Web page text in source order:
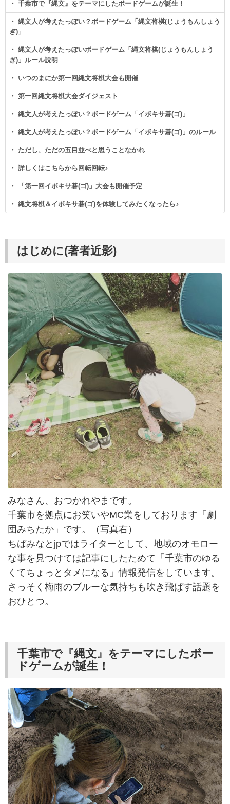
・ 千葉市で『縄文』をテーマにしたボードゲームが誕生！
・ 縄文人が考えたっぽい？ボードゲーム「縄文将棋(じょうもんしょう
ぎ)」
・ 縄文人が考えたっぽいボードゲーム「縄文将棋(じょうもんしょう
ぎ)」ルール説明
・ いつのまにか第一回縄文将棋大会も開催
・ 第一回縄文将棋大会ダイジェスト
・ 縄文人が考えたっぽい？ボードゲーム「イボキサ碁(ゴ)」
・ 縄文人が考えたっぽい？ボードゲーム「イボキサ碁(ゴ)」のルール
・ ただし、ただの五目並べと思うことなかれ
・ 詳しくはこちらから回転回転♪
・ 「第一回イボキサ碁(ゴ)」大会も開催予定
・ 縄文将棋＆イボキサ碁(ゴ)を体験してみたくなったら♪
はじめに(著者近影)
みなさん、おつかれやまです。
千葉市を拠点にお笑いやMC業をしております「劇
団みちたか」です。（写真右）
ちばみなとjpではライターとして、地域のオモロー
な事を見つけては記事にしたためて「千葉市のゆる
くてちょっとタメになる」情報発信をしています。
さっそく梅雨のブルーな気持ちも吹き飛ばす話題を
おひとつ。
千葉市で『縄文』をテーマにしたボー
ドゲームが誕生！